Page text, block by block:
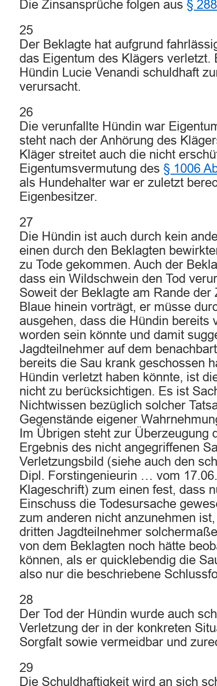
Die Zinsansprüche folgen aus §
25
Der Beklagte hat aufgrund
das Eigentum des Klägers verletzt.
Hündin Lucie Venandi schuldhaft
verursacht.
26
Die verunfallte Hündin war
steht nach der Anhörung des
Kläger streitet auch die nicht
Eigentumsvermutung des § 1006
als Hundehalter war er zuletzt
Eigenbesitzer.
27
Die Hündin ist auch durch kein
einen durch den Beklagten
zu Tode gekommen. Auch der
dass ein Wildschwein den Tod
Soweit der Beklagte am Rande der
Blaue hinein vorträgt, er müsse
ausgehen, dass die Hündin bereits
worden sein könnte und damit
Jagdteilnehmer auf dem
bereits die Sau krank geschossen
Hündin verletzt haben könnte, ist
nicht zu berücksichtigen. Es ist
Nichtwissen bezüglich solcher
Gegenstände eigener
Im Übrigen steht zur Überzeugung
Ergebnis des nicht angegriffenen
Verletzungsbild (siehe auch den
Dipl. Forstingenieurin … vom
Klageschrift) zum einen fest, dass
Einschuss die Todesursache
zum anderen nicht anzunehmen
dritten Jagdteilnehmer
von dem Beklagten noch hätte
können, als er quicklebendig die
also nur die beschriebene
28
Der Tod der Hündin wurde auch
Verletzung der in der konkreten
Sorgfalt sowie vermeidbar und
29
Die Schuldhaftigkeit wird an sich